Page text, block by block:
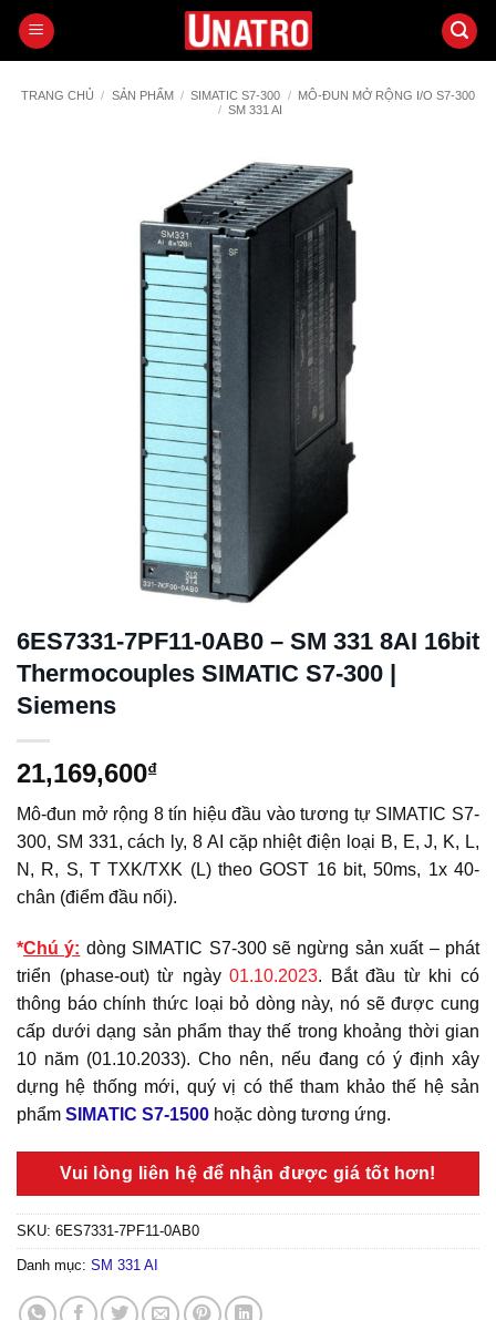
qua
dungTRANG CHỦ / SẢN PHẨM / SIMATIC S7-300 /
MÔ-ĐUN MỞ RỘNG I/O S7-300
/ SM 331 AI
6ES7331-7PF11-0AB0 – SM 331 8AI 16bit
Thermocouples SIMATIC S7-300 |
Siemens
21,169,600₫
Mô-đun mở rộng 8 tín hiệu đầu vào tương tự SIMATIC S7-
300, SM 331, cách ly, 8 AI cặp nhiệt điện loại B, E, J, K, L,
N, R, S, T TXK/TXK (L) theo GOST 16 bit, 50ms, 1x 40-
chân (điểm đầu nối).
*Chú ý: dòng SIMATIC S7-300 sẽ ngừng sản xuất – phát
triển (phase-out) từ ngày01.10.2023. Bắt đầu từ khi có
thông báo chính thức loại bỏ dòng này, nó sẽ được cung
cấp dưới dạng sản phẩm thay thế trong khoảng thời gian
10 năm (01.10.2033). Cho nên, nếu đang có ý định xây
dựng hệ thống mới, quý vị có thể tham khảo thế hệ sản
phẩm SIMATIC S7-1500 hoặc dòng tương ứng.
Vui lòng liên hệ để nhận được giá tốt hơn!
SKU: 6ES7331-7PF11-0AB0
Danh mục: SM 331 AI